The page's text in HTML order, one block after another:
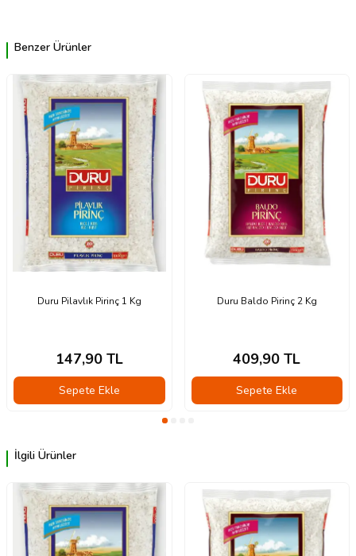
Benzer Ürünler
Duru Pilavlık Pirinç 1 Kg
147,90TL
Sepete Ekle
Duru Baldo Pirinç 2 Kg
409,90 TL
Sepete Ekle
İlgili Ürünler